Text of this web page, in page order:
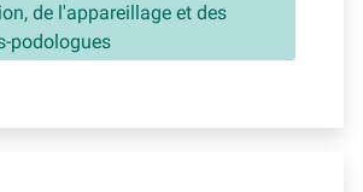
de l'appareillage et des
podologues